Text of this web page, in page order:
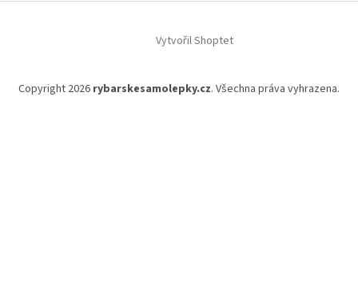
Vytvořil Shoptet
Copyright 2026 rybarskesamolepky.cz. Všechna práva vyhrazena.